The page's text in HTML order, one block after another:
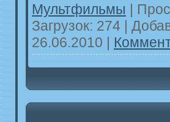
Мультфильмы |
Загрузок: 274 |
26.06.2010 |